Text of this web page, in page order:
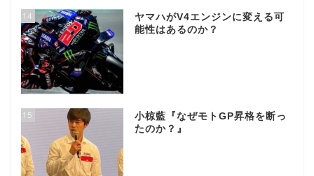
14
ヤマハがV4エンジンに変える可
能性はあるのか？
15
小椋藍『なぜモトGP昇格を断っ
たのか？』